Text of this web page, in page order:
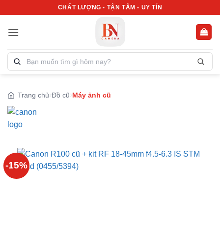
nội
CHẤT LƯỢNG - TẬN TÂM - UY TÍN
Tìm
kiếm
phẩm:
Trang chủ Đồ cũ Máy ảnh cũ
-15%